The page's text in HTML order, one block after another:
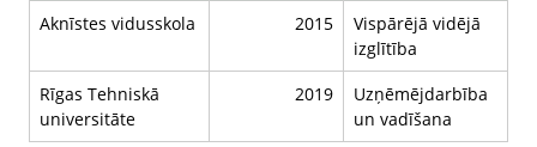
Aknīstes vidusskola
2015
Vispārējā vidējā
izglītība
Rīgas Tehniskā
universitāte
2019
Uzņēmējdarbība
un vadīšana